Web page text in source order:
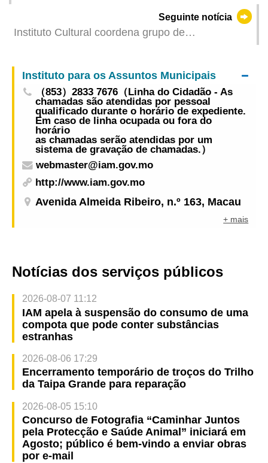
para a “partilha de repelentes de mosquitos” nas
suas instalações de utilização gratuita e
implementam medidas de prevenção de picadas
febres”
Seguinte notícia
Instituto Cultural coordena grupo de
alargar os horizontes de desenvolvimento destes
sectores
Instituto para os Assuntos Municipais
（853）2833 7676（Linha do Cidadão - As
chamadas são atendidas por pessoal
qualificado durante o horário de expediente.
Em caso de linha ocupada ou fora do
horário
as chamadas serão atendidas por um
sistema de gravação de chamadas.）
webmaster@iam.gov.mo
http://www.iam.gov.mo
Avenida Almeida Ribeiro, n.º 163, Macau
+ mais
Notícias dos serviços públicos
2026-08-07 11:12
IAM apela à suspensão do consumo de uma
compota que pode conter substâncias
estranhas
2026-08-06 17:29
Encerramento temporário de troços do Trilho
da Taipa Grande para reparação
2026-08-05 15:10
Concurso de Fotografia “Caminhar Juntos
pela Protecção e Saúde Animal” iniciará em
Agosto; público é bem-vindo a enviar obras
por e-mail